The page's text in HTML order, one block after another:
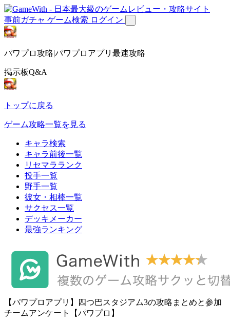
事前ガチャ ゲーム検索 ログイン
パワプロ攻略|パワプロアプリ最速攻略
掲示板Q&A
トップに戻る
ゲーム攻略一覧を見る
キャラ検索
キャラ前後一覧
リセマラランク
投手一覧
野手一覧
彼女・相棒一覧
サクセス一覧
デッキメーカー
最強ランキング
【パワプロアプリ】四つ巴スタジアム3の攻略まとめと参加
チームアンケート【パワプロ】